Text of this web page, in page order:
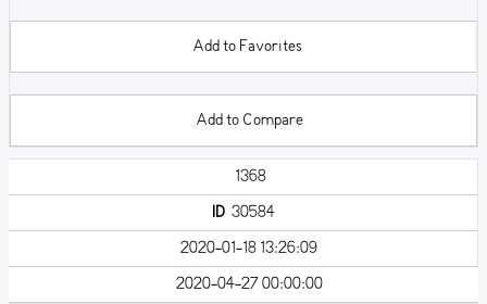
Add to Favorites
Add to Compare
1368
ID30584
2020-01-18 13:26:09
2020-04-27 00:00:00